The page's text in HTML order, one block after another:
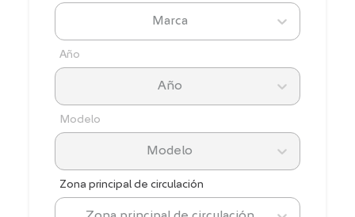
Marca
Año
Año
Modelo
Modelo
Zona principal de circulación